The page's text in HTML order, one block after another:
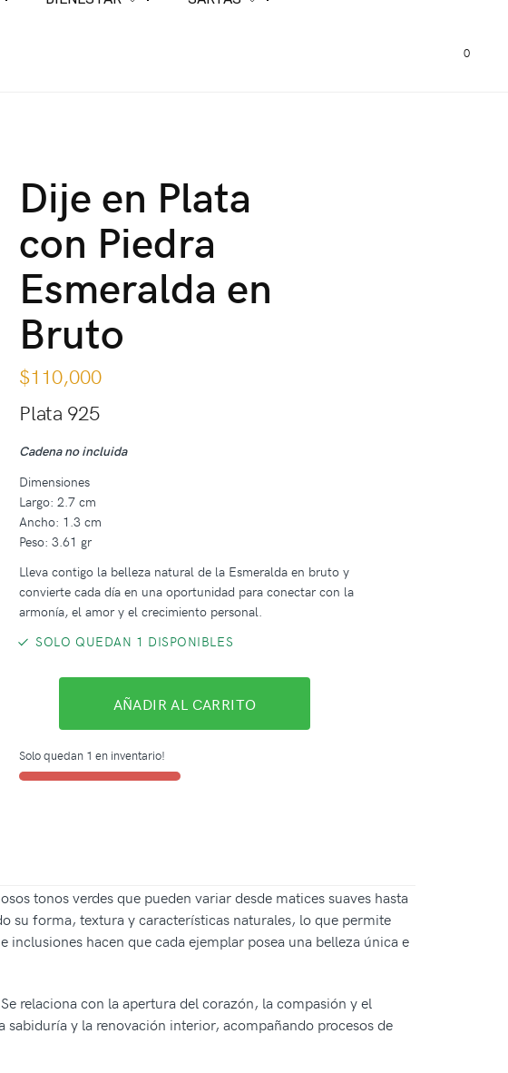
0
Dije en Plata
con Piedra
Esmeralda en
Bruto
$110,000
Plata 925
Cadena no incluida
Dimensiones
Largo: 2.7 cm
Ancho: 1.3 cm
Peso: 3.61 gr
Lleva contigo la belleza natural de la Esmeralda en bruto y
convierte cada día en una oportunidad para conectar con la
armonía, el amor y el crecimiento personal.
SOLO QUEDAN 1 DISPONIBLES
AÑADIR AL CARRITO
Solo quedan 1 en inventario!
tonos verdes que pueden variar desde matices suaves hasta
su forma, textura y características naturales, lo que permite
hacen que cada ejemplar posea una belleza única e
relaciona con la apertura del corazón, la compasión y el
y la renovación interior, acompañando procesos de